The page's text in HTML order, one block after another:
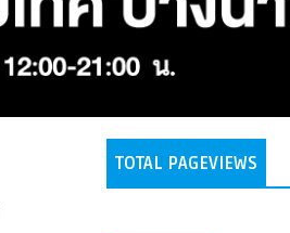
TOTAL PAGEVIEWS